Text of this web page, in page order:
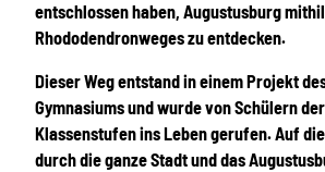
entschlossen haben, Augustusburg
Rhododendronweges zu entdecken.
Dieser Weg entstand in einem Projekt
Gymnasiums und wurde von Schülern
Klassenstufen ins Leben gerufen. Auf
durch die ganze Stadt und das